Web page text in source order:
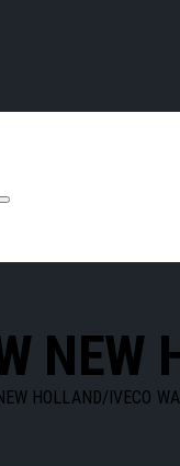
NEW
HOLLAND/IVECO WAI